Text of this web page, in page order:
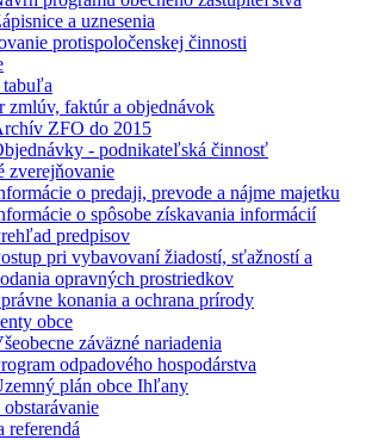
a uznesenia
protispoločenskej činnosti
tabuľa
zmlúv, faktúr a objednávok
ZFO do 2015
- podnikateľská činnosť
zverejňovanie
o predaji, prevode a nájme majetku
o spôsobe získavania informácií
predpisov
pri vybavovaní žiadostí, sťažností a
opravných prostriedkov
konania a ochrana prírody
obce
záväzné nariadenia
odpadového hospodárstva
plán obce Ihľany
referendá